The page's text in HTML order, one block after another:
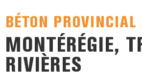
BÉTON PROVINCIAL
MONTÉRÉGIE,
RIVIÈRES